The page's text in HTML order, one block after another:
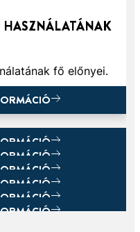
fő előnyei.